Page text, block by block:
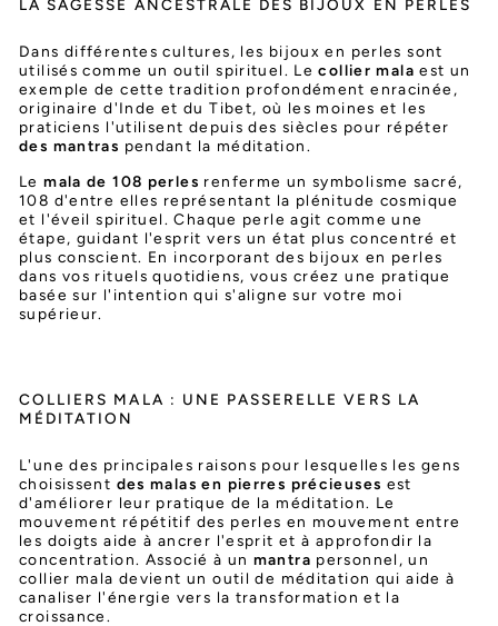
LA SAGESSE ANCESTRALE DES BIJOUX EN PERLES
Dans différentes cultures, les bijoux en perles sont
utilisés comme un outil spirituel. Lecollier mala est un
exemple de cette tradition profondément enracinée,
originaire d'Inde et du Tibet, où les moines et les
praticiens l'utilisent depuis des siècles pour répéter
des mantras pendant la méditation.
Lemala de 108 perles renferme un symbolisme sacré,
108 d'entre elles représentant la plénitude cosmique
et l'éveil spirituel. Chaque perle agit comme une
étape, guidant l'esprit vers un état plus concentré et
plus conscient. En incorporant des bijoux en perles
dans vos rituels quotidiens, vous créez une pratique
basée sur l'intention qui s'aligne sur votre moi
supérieur.
COLLIERS MALA : UNE PASSERELLE VERS LA
MÉDITATION
L'une des principales raisons pour lesquelles les gens
choisissent des malas en pierres précieuses est
d'améliorer leur pratique de la méditation. Le
mouvement répétitif des perles en mouvement entre
les doigts aide à ancrer l'esprit et à approfondir la
concentration. Associé à un mantra personnel, un
collier mala devient un outil de méditation qui aide à
canaliser l'énergie vers la transformation et la
croissance.